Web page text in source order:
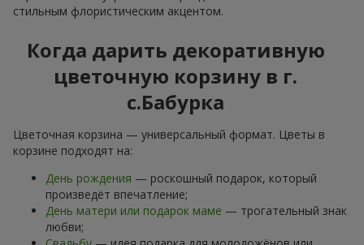
стильным флористическим акцентом.
Когда дарить декоративную
цветочную корзину в г.
с.Бабурка
Цветочная корзина — универсальный формат. Цветы в
корзине подходят на:
День рождения — роскошный подарок, который
произведёт впечатление;
День матери или подарок маме — трогательный знак
любви;